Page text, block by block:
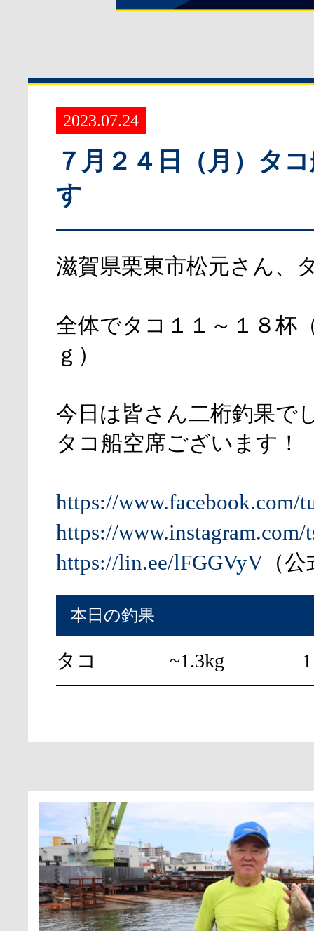
2023.07.24
７月２４日（月）タ
す
滋賀県栗東市松元さん、
全体でタコ１１～１８杯
ｇ）
今日は皆さん二桁釣果で
タコ船空席ございます！
https://www.facebook.com/
https://www.instagram.com/
https://lin.ee/lFGGVyV （
本日の釣果
タコ ~1.3kg